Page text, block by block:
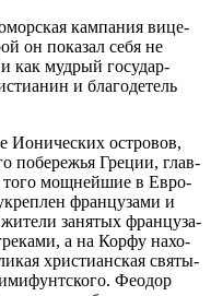
кам­па­ния ви­це-
он по­ка­зал се­бя не
как муд­рый го­судар­
и бла­го­де­тель
Иони­че­ских ост­ро­вов,
по­бе­ре­жья Гре­ции, глав­
то­го мощ­ней­шие в Ев­ро­
фран­цу­за­ми и
за­ня­тых фран­цу­за­
а на Кор­фу на­хо­
хри­сти­ан­ская свя­ты­
Фе­о­дор